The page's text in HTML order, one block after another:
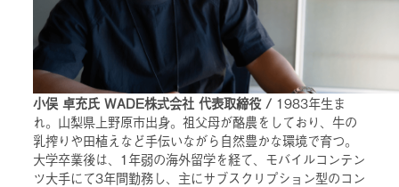
小俣 卓充氏 WADE株式会社 代表取締役 / 1983年生ま
れ。山梨県上野原市出身。祖父母が酪農をしており、牛の
乳搾りや田植えなど手伝いながら自然豊かな環境で育つ。
大学卒業後は、1年弱の海外留学を経て、モバイルコンテン
ツ大手にて3年間勤務し、主にサブスクリプション型のコン